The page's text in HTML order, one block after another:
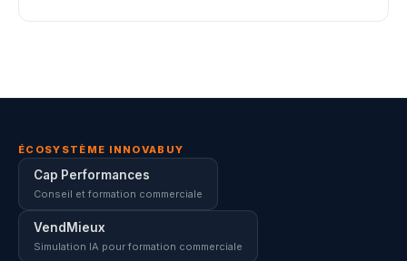
ÉCOSYSTÈME INNOVABUY
Cap Performances
Conseil et formation commerciale
VendMieux
Simulation IA pour formation commerciale